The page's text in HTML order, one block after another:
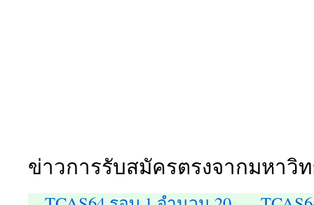
ข่าวการรับสมัครตรงจากมหาวิ